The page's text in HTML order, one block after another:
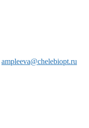
ampleeva@chelebiopt.ru